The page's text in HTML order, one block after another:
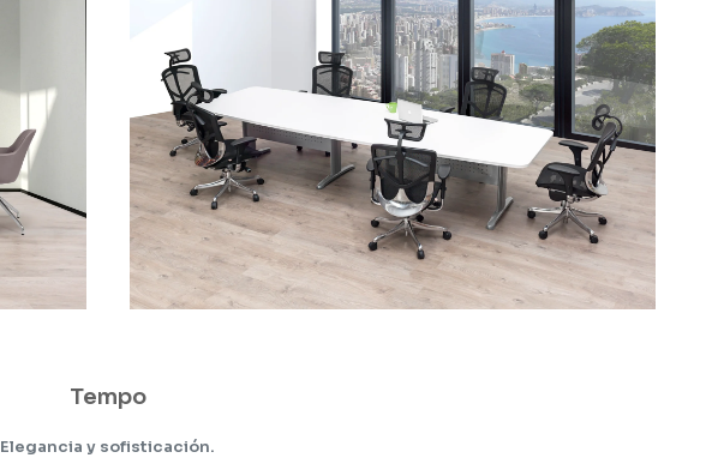
Tempo
Elegancia y sofisticación.